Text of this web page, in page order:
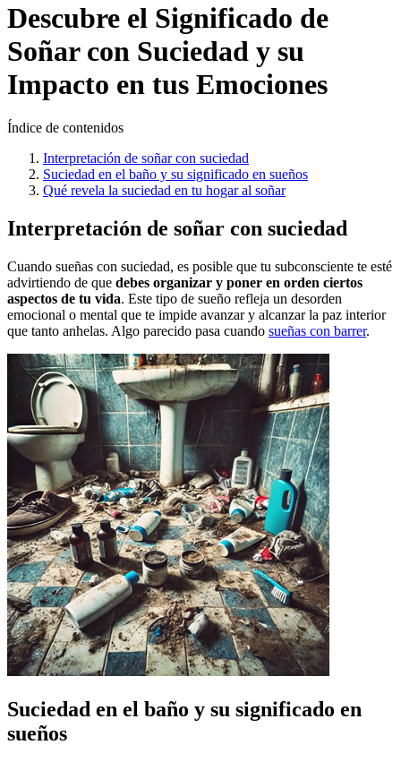
Descubre el Significado de
Soñar con Suciedad y su
Impacto en tus Emociones
Índice de contenidos
Interpretación de soñar con suciedad
Suciedad en el baño y su significado en sueños
Qué revela la suciedad en tu hogar al soñar
Interpretación de soñar con suciedad
Cuando sueñas con suciedad, es posible que tu subconsciente te esté
advirtiendo de que debes organizar y poner en orden ciertos
aspectos de tu vida. Este tipo de sueño refleja un desorden
emocional o mental que te impide avanzar y alcanzar la paz interior
que tanto anhelas. Algo parecido pasa cuando sueñas con barrer.
Suciedad en el baño y su significado en
sueños